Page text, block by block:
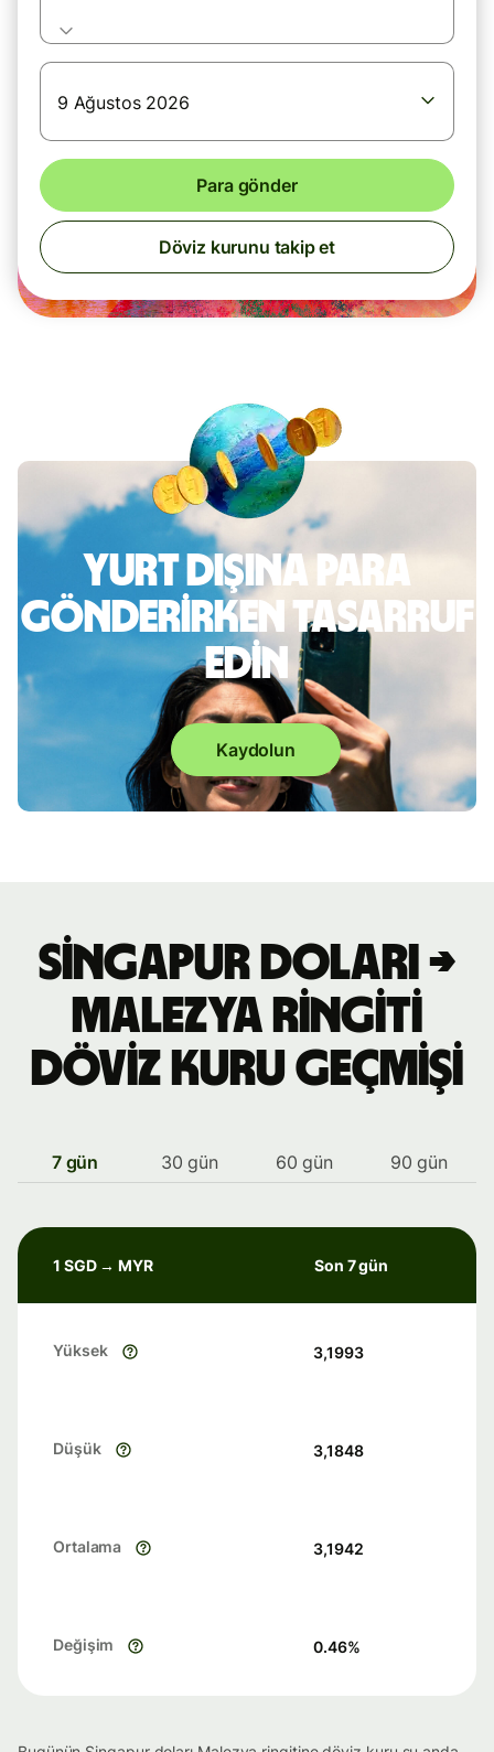
9 Ağustos 2026
Para gönder
Döviz kurunu takip et
Yurt dışına para
gönderirken tasarruf
edin
Kaydolun
Singapur doları →
Malezya ringiti
döviz kuru geçmişi
7 gün 30 gün 60 gün 90 gün
1 SGD → MYR Son 7 gün
Yüksek 3,1993
Düşük 3,1848
Ortalama 3,1942
Değişim 0.46%